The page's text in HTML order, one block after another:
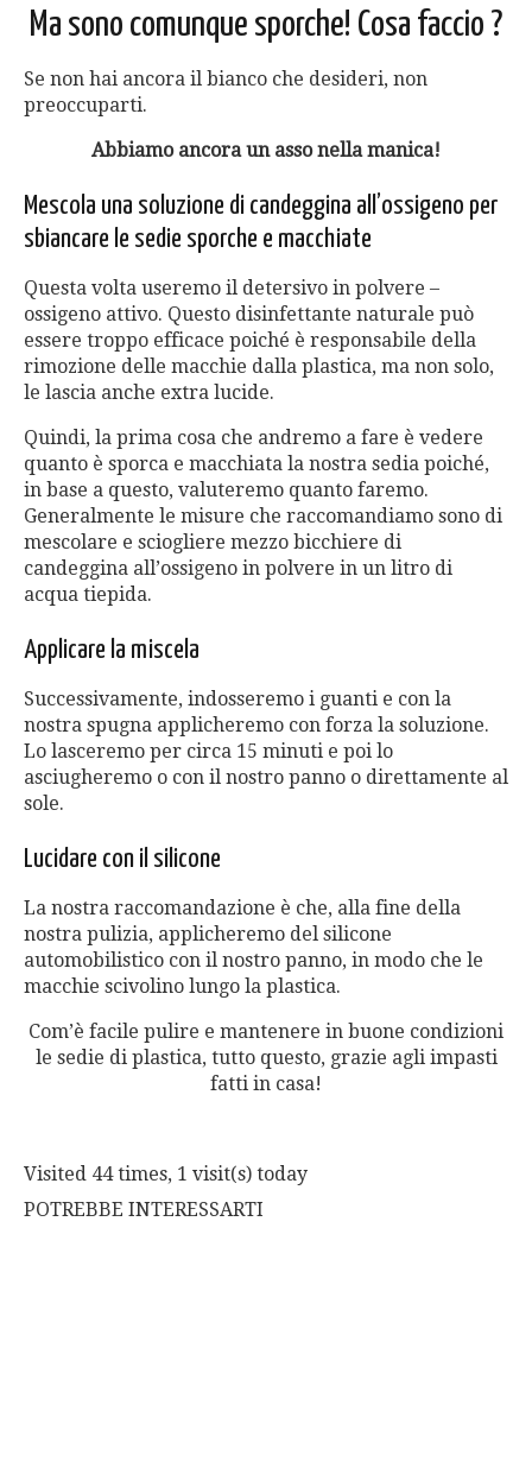
Ma sono comunque sporche! Cosa faccio ?
Se non hai ancora il bianco che desideri, non
preoccuparti.
Abbiamo ancora un asso nella manica!
Mescola una soluzione di candeggina all’ossigeno per
sbiancare le sedie sporche e macchiate
Questa volta useremo il detersivo in polvere –
ossigeno attivo. Questo disinfettante naturale può
essere troppo efficace poiché è responsabile della
rimozione delle macchie dalla plastica, ma non solo,
le lascia anche extra lucide.
Quindi, la prima cosa che andremo a fare è vedere
quanto è sporca e macchiata la nostra sedia poiché,
in base a questo, valuteremo quanto faremo.
Generalmente le misure che raccomandiamo sono di
mescolare e sciogliere mezzo bicchiere di
candeggina all’ossigeno in polvere in un litro di
acqua tiepida.
Applicare la miscela
Successivamente, indosseremo i guanti e con la
nostra spugna applicheremo con forza la soluzione.
Lo lasceremo per circa 15 minuti e poi lo
asciugheremo o con il nostro panno o direttamente al
sole.
Lucidare con il silicone
La nostra raccomandazione è che, alla fine della
nostra pulizia, applicheremo del silicone
automobilistico con il nostro panno, in modo che le
macchie scivolino lungo la plastica.
Com’è facile pulire e mantenere in buone condizioni
le sedie di plastica, tutto questo, grazie agli impasti
fatti in casa!
Visited 44 times, 1 visit(s) today
POTREBBE INTERESSARTI